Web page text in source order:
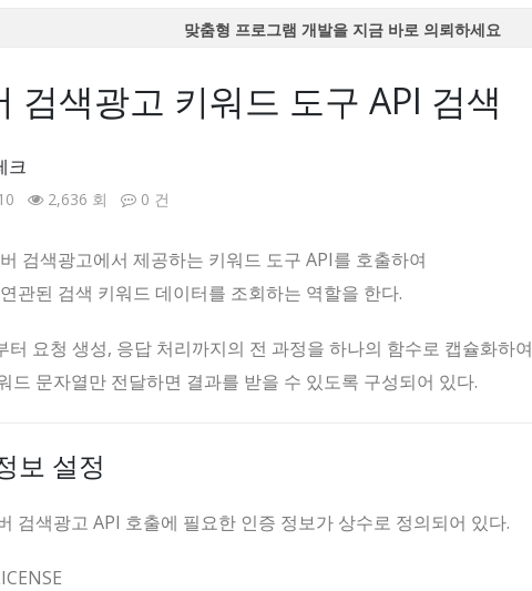
맞춤형 프로그램 개발을 지금 바로 의뢰하세요
맞춤형 프로그램 개발을 지금 바로 의뢰하세요
검색광고 키워드 도구 API 검색
크
2,636 회 0 건
검색광고에서 제공하는 키워드 도구 API를 호출하여
관된 검색 키워드 데이터를 조회하는 역할을 한다.
터 요청 생성, 응답 처리까지의 전 과정을 하나의 함수로 캡슐화하여
드 문자열만 전달하면 결과를 받을 수 있도록 구성되어 있다.
보 설정
검색광고 API 호출에 필요한 인증 정보가 상수로 정의되어 있다.